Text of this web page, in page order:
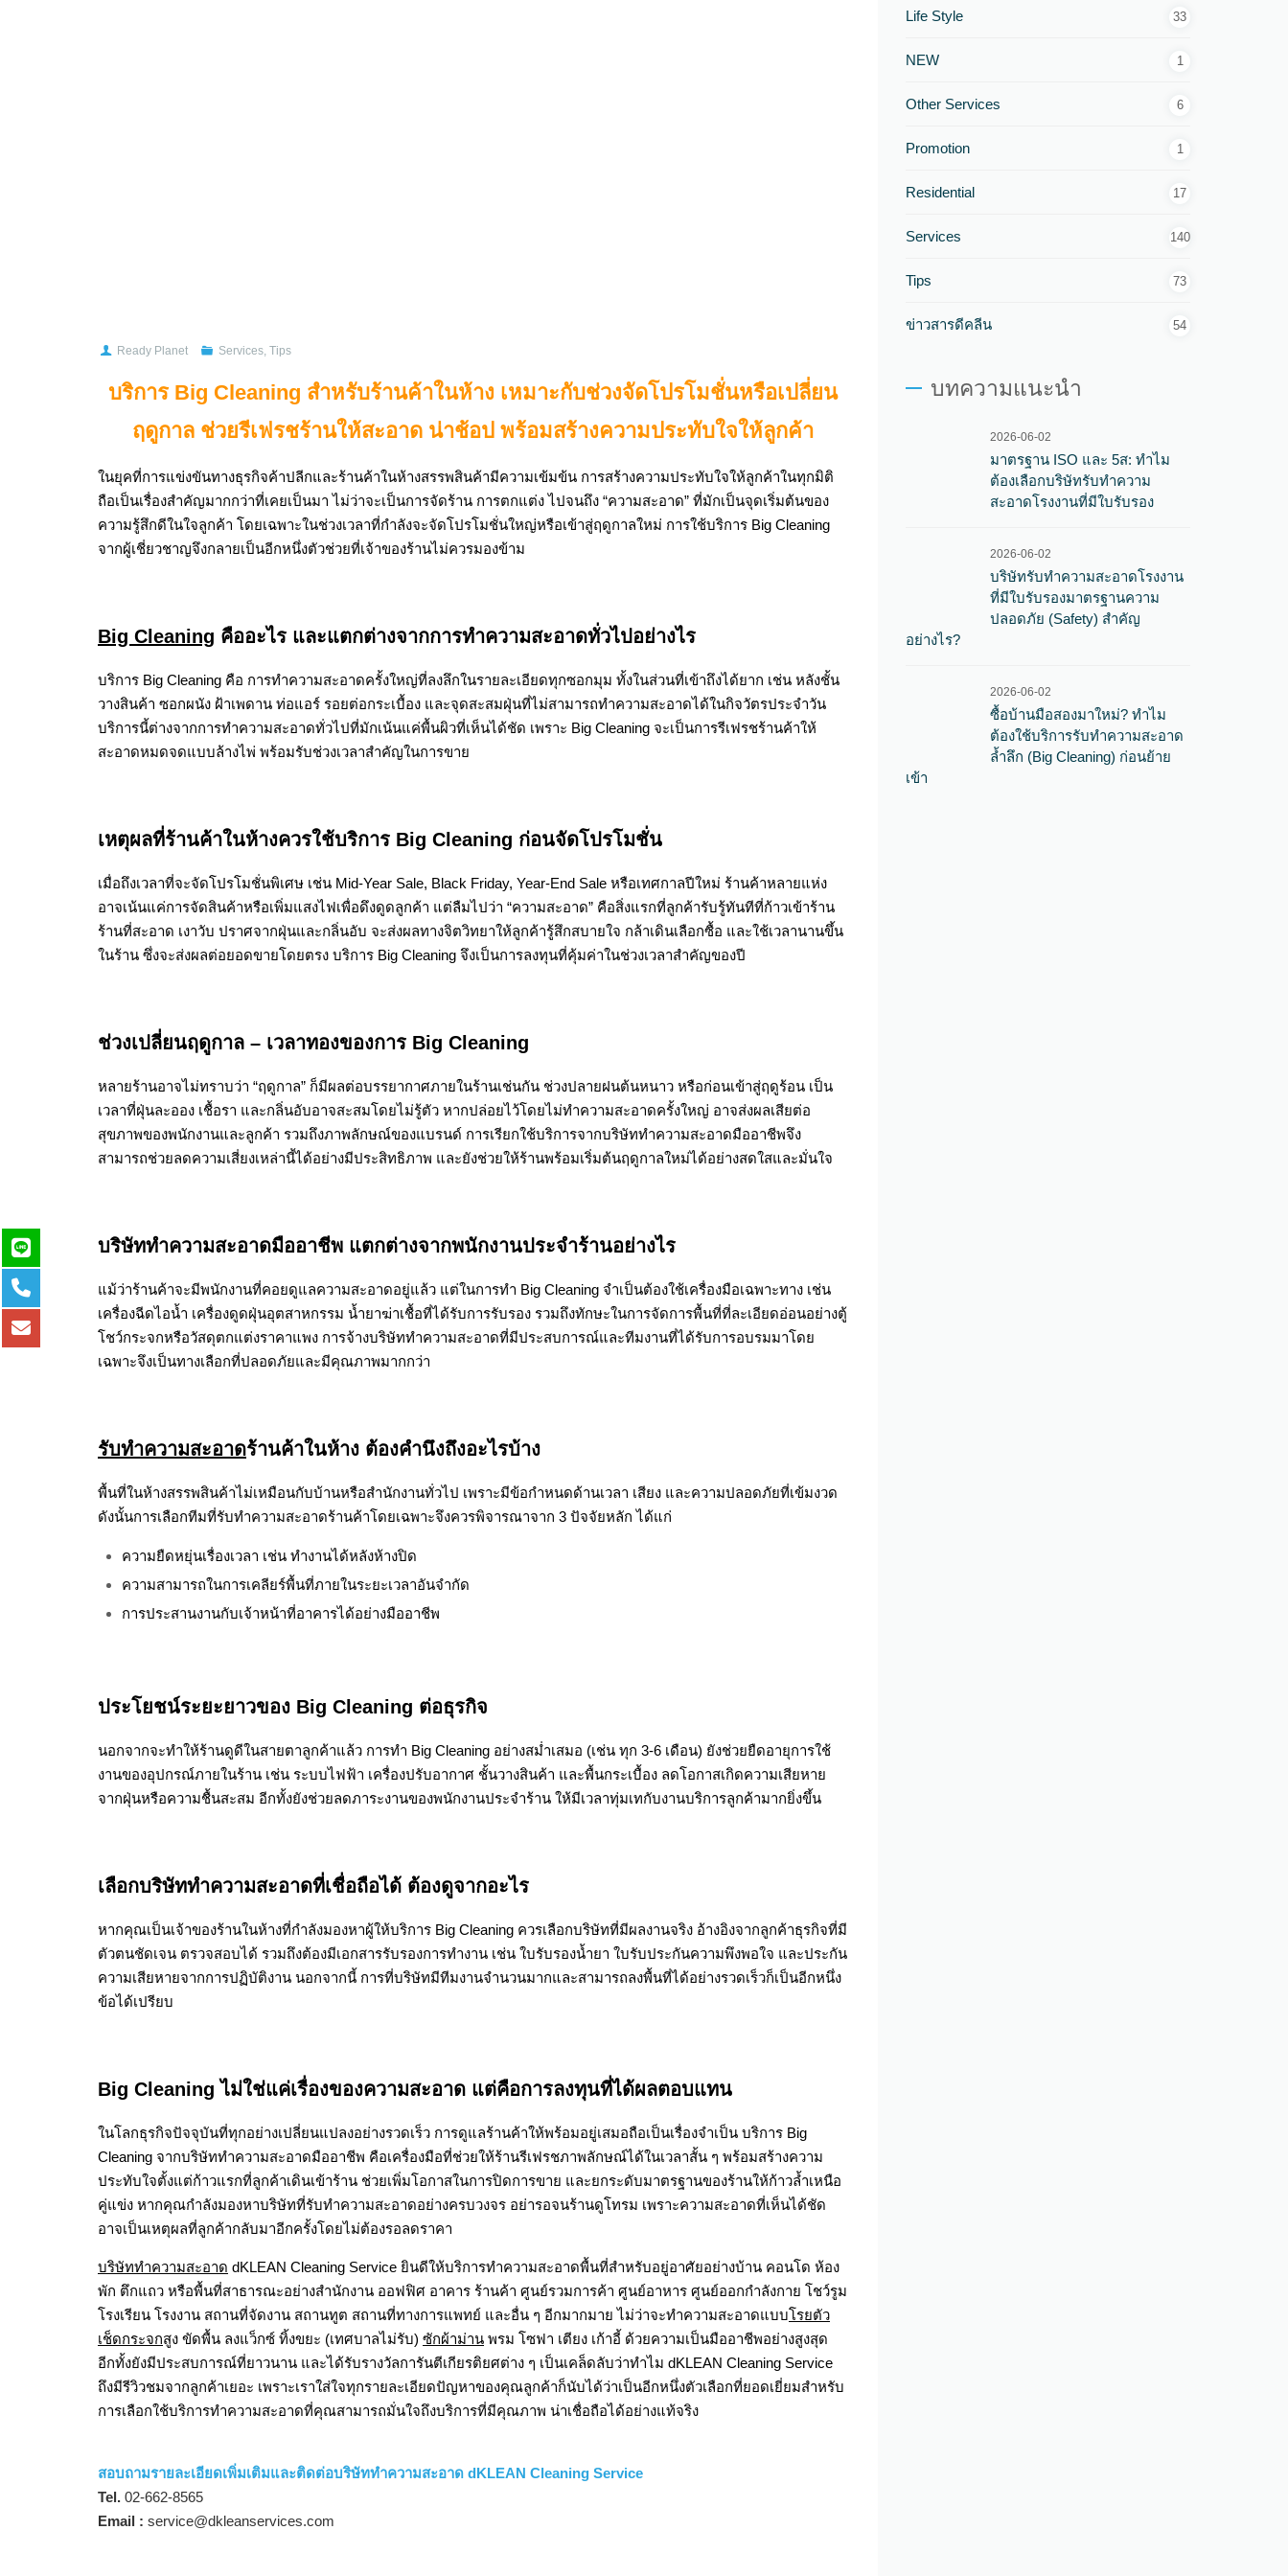
Ready Planet Services, Tips
บริการ Big Cleaning สำหรับร้านค้าในห้าง เหมาะกับช่วงจัดโปรโมชั่นหรือเปลี่ยน
ฤดูกาล ช่วยรีเฟรชร้านให้สะอาด น่าช้อป พร้อมสร้างความประทับใจให้ลูกค้า
ในยุคที่การแข่งขันทางธุรกิจค้าปลีกและร้านค้าในห้างสรรพสินค้ามีความเข้มข้น การสร้างความประทับใจให้ลูกค้าในทุกมิติ
ถือเป็นเรื่องสำคัญมากกว่าที่เคยเป็นมา ไม่ว่าจะเป็นการจัดร้าน การตกแต่ง ไปจนถึง “ความสะอาด” ที่มักเป็นจุดเริ่มต้นของ
ความรู้สึกดีในใจลูกค้า โดยเฉพาะในช่วงเวลาที่กำลังจะจัดโปรโมชั่นใหญ่หรือเข้าสู่ฤดูกาลใหม่ การใช้บริการ Big Cleaning
จากผู้เชี่ยวชาญจึงกลายเป็นอีกหนึ่งตัวช่วยที่เจ้าของร้านไม่ควรมองข้าม
Big Cleaning คืออะไร และแตกต่างจากการทำความสะอาดทั่วไปอย่างไร
บริการ Big Cleaning คือ การทำความสะอาดครั้งใหญ่ที่ลงลึกในรายละเอียดทุกซอกมุม ทั้งในส่วนที่เข้าถึงได้ยาก เช่น หลังชั้น
วางสินค้า ซอกผนัง ฝ้าเพดาน ท่อแอร์ รอยต่อกระเบื้อง และจุดสะสมฝุ่นที่ไม่สามารถทำความสะอาดได้ในกิจวัตรประจำวัน
บริการนี้ต่างจากการทำความสะอาดทั่วไปที่มักเน้นแค่พื้นผิวที่เห็นได้ชัด เพราะ Big Cleaning จะเป็นการรีเฟรชร้านค้าให้
สะอาดหมดจดแบบล้างไพ่ พร้อมรับช่วงเวลาสำคัญในการขาย
เหตุผลที่ร้านค้าในห้างควรใช้บริการ Big Cleaning ก่อนจัดโปรโมชั่น
เมื่อถึงเวลาที่จะจัดโปรโมชั่นพิเศษ เช่น Mid-Year Sale, Black Friday, Year-End Sale หรือเทศกาลปีใหม่ ร้านค้าหลายแห่ง
อาจเน้นแค่การจัดสินค้าหรือเพิ่มแสงไฟเพื่อดึงดูดลูกค้า แต่ลืมไปว่า “ความสะอาด” คือสิ่งแรกที่ลูกค้ารับรู้ทันทีที่ก้าวเข้าร้าน
ร้านที่สะอาด เงาวับ ปราศจากฝุ่นและกลิ่นอับ จะส่งผลทางจิตวิทยาให้ลูกค้ารู้สึกสบายใจ กล้าเดินเลือกซื้อ และใช้เวลานานขึ้น
ในร้าน ซึ่งจะส่งผลต่อยอดขายโดยตรง บริการ Big Cleaning จึงเป็นการลงทุนที่คุ้มค่าในช่วงเวลาสำคัญของปี
ช่วงเปลี่ยนฤดูกาล – เวลาทองของการ Big Cleaning
หลายร้านอาจไม่ทราบว่า “ฤดูกาล” ก็มีผลต่อบรรยากาศภายในร้านเช่นกัน ช่วงปลายฝนต้นหนาว หรือก่อนเข้าสู่ฤดูร้อน เป็น
เวลาที่ฝุ่นละออง เชื้อรา และกลิ่นอับอาจสะสมโดยไม่รู้ตัว หากปล่อยไว้โดยไม่ทำความสะอาดครั้งใหญ่ อาจส่งผลเสียต่อ
สุขภาพของพนักงานและลูกค้า รวมถึงภาพลักษณ์ของแบรนด์ การเรียกใช้บริการจากบริษัททำความสะอาดมืออาชีพจึง
สามารถช่วยลดความเสี่ยงเหล่านี้ได้อย่างมีประสิทธิภาพ และยังช่วยให้ร้านพร้อมเริ่มต้นฤดูกาลใหม่ได้อย่างสดใสและมั่นใจ
บริษัททำความสะอาดมืออาชีพ แตกต่างจากพนักงานประจำร้านอย่างไร
แม้ว่าร้านค้าจะมีพนักงานที่คอยดูแลความสะอาดอยู่แล้ว แต่ในการทำ Big Cleaning จำเป็นต้องใช้เครื่องมือเฉพาะทาง เช่น
เครื่องฉีดไอน้ำ เครื่องดูดฝุ่นอุตสาหกรรม น้ำยาฆ่าเชื้อที่ได้รับการรับรอง รวมถึงทักษะในการจัดการพื้นที่ที่ละเอียดอ่อนอย่างตู้
โชว์กระจกหรือวัสดุตกแต่งราคาแพง การจ้างบริษัททำความสะอาดที่มีประสบการณ์และทีมงานที่ได้รับการอบรมมาโดย
เฉพาะจึงเป็นทางเลือกที่ปลอดภัยและมีคุณภาพมากกว่า
รับทำความสะอาดร้านค้าในห้าง ต้องคำนึงถึงอะไรบ้าง
พื้นที่ในห้างสรรพสินค้าไม่เหมือนกับบ้านหรือสำนักงานทั่วไป เพราะมีข้อกำหนดด้านเวลา เสียง และความปลอดภัยที่เข้มงวด
ดังนั้นการเลือกทีมที่รับทำความสะอาดร้านค้าโดยเฉพาะจึงควรพิจารณาจาก 3 ปัจจัยหลัก ได้แก่
ความยืดหยุ่นเรื่องเวลา เช่น ทำงานได้หลังห้างปิด
ความสามารถในการเคลียร์พื้นที่ภายในระยะเวลาอันจำกัด
การประสานงานกับเจ้าหน้าที่อาคารได้อย่างมืออาชีพ
ประโยชน์ระยะยาวของ Big Cleaning ต่อธุรกิจ
นอกจากจะทำให้ร้านดูดีในสายตาลูกค้าแล้ว การทำ Big Cleaning อย่างสม่ำเสมอ (เช่น ทุก 3-6 เดือน) ยังช่วยยืดอายุการใช้
งานของอุปกรณ์ภายในร้าน เช่น ระบบไฟฟ้า เครื่องปรับอากาศ ชั้นวางสินค้า และพื้นกระเบื้อง ลดโอกาสเกิดความเสียหาย
จากฝุ่นหรือความชื้นสะสม อีกทั้งยังช่วยลดภาระงานของพนักงานประจำร้าน ให้มีเวลาทุ่มเทกับงานบริการลูกค้ามากยิ่งขึ้น
เลือกบริษัททำความสะอาดที่เชื่อถือได้ ต้องดูจากอะไร
หากคุณเป็นเจ้าของร้านในห้างที่กำลังมองหาผู้ให้บริการ Big Cleaning ควรเลือกบริษัทที่มีผลงานจริง อ้างอิงจากลูกค้าธุรกิจที่มี
ตัวตนชัดเจน ตรวจสอบได้ รวมถึงต้องมีเอกสารรับรองการทำงาน เช่น ใบรับรองน้ำยา ใบรับประกันความพึงพอใจ และประกัน
ความเสียหายจากการปฏิบัติงาน นอกจากนี้ การที่บริษัทมีทีมงานจำนวนมากและสามารถลงพื้นที่ได้อย่างรวดเร็วก็เป็นอีกหนึ่ง
ข้อได้เปรียบ
Big Cleaning ไม่ใช่แค่เรื่องของความสะอาด แต่คือการลงทุนที่ได้ผลตอบแทน
ในโลกธุรกิจปัจจุบันที่ทุกอย่างเปลี่ยนแปลงอย่างรวดเร็ว การดูแลร้านค้าให้พร้อมอยู่เสมอถือเป็นเรื่องจำเป็น บริการ Big
Cleaning จากบริษัททำความสะอาดมืออาชีพ คือเครื่องมือที่ช่วยให้ร้านรีเฟรชภาพลักษณ์ได้ในเวลาสั้น ๆ พร้อมสร้างความ
ประทับใจตั้งแต่ก้าวแรกที่ลูกค้าเดินเข้าร้าน ช่วยเพิ่มโอกาสในการปิดการขาย และยกระดับมาตรฐานของร้านให้ก้าวล้ำเหนือ
คู่แข่ง หากคุณกำลังมองหาบริษัทที่รับทำความสะอาดอย่างครบวงจร อย่ารอจนร้านดูโทรม เพราะความสะอาดที่เห็นได้ชัด
อาจเป็นเหตุผลที่ลูกค้ากลับมาอีกครั้งโดยไม่ต้องรอลดราคา
บริษัททำความสะอาด dKLEAN Cleaning Service ยินดีให้บริการทำความสะอาดพื้นที่สำหรับอยู่อาศัยอย่างบ้าน คอนโด ห้อง
พัก ตึกแถว หรือพื้นที่สาธารณะอย่างสำนักงาน ออฟฟิศ อาคาร ร้านค้า ศูนย์รวมการค้า ศูนย์อาหาร ศูนย์ออกกำลังกาย โชว์รูม
โรงเรียน โรงงาน สถานที่จัดงาน สถานทูต สถานที่ทางการแพทย์ และอื่น ๆ อีกมากมาย ไม่ว่าจะทำความสะอาดแบบโรยตัว
เช็ดกระจกสูง ขัดพื้น ลงแว็กซ์ ทิ้งขยะ (เทศบาลไม่รับ) ซักผ้าม่าน พรม โซฟา เตียง เก้าอี้ ด้วยความเป็นมืออาชีพอย่างสูงสุด
อีกทั้งยังมีประสบการณ์ที่ยาวนาน และได้รับรางวัลการันตีเกียรติยศต่าง ๆ เป็นเคล็ดลับว่าทำไม dKLEAN Cleaning Service
ถึงมีรีวิวชมจากลูกค้าเยอะ เพราะเราใส่ใจทุกรายละเอียดปัญหาของคุณลูกค้าก็นับได้ว่าเป็นอีกหนึ่งตัวเลือกที่ยอดเยี่ยมสำหรับ
การเลือกใช้บริการทำความสะอาดที่คุณสามารถมั่นใจถึงบริการที่มีคุณภาพ น่าเชื่อถือได้อย่างแท้จริง
สอบถามรายละเอียดเพิ่มเติมและติดต่อบริษัททำความสะอาด dKLEAN Cleaning Service
Tel. 02-662-8565
Email : service@dkleanservices.com
Life Style 33
NEW 1
Other Services 6
Promotion 1
Residential 17
Services 140
Tips 73
ข่าวสารดีคลีน 54
บทความแนะนำ
2026-06-02
มาตรฐาน ISO และ 5ส: ทำไม
ต้องเลือกบริษัทรับทำความ
สะอาดโรงงานที่มีใบรับรอง
2026-06-02
บริษัทรับทำความสะอาดโรงงาน
ที่มีใบรับรองมาตรฐานความ
ปลอดภัย (Safety) สำคัญ
อย่างไร?
2026-06-02
ซื้อบ้านมือสองมาใหม่? ทำไม
ต้องใช้บริการรับทำความสะอาด
ล้ำลึก (Big Cleaning) ก่อนย้าย
เข้า